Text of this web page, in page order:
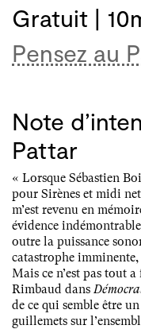
Gratuit |
Pensez au
Note
Pattar
« Lorsque Sébastien
pour Sirènes et midi
m’est revenu en
évidence
outre la puissance
catastrophe imminente,
Mais ce n’est pas tout
Rimbaud dans
de ce qui semble être
guillemets sur